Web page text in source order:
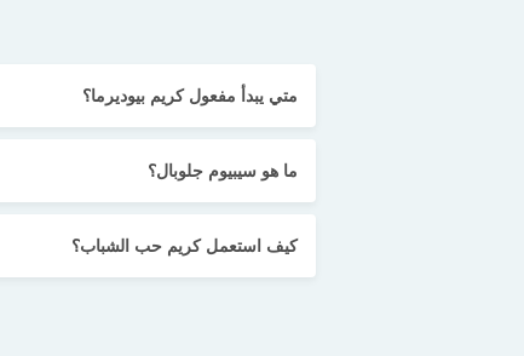
متي يبدأ مفعول كريم بيوديرما؟
ما هو سيبيوم جلوبال؟
كيف استعمل كريم حب الشباب؟